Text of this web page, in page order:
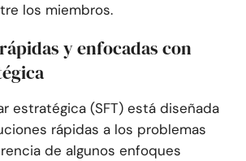
los miembros.
y enfocadas con
estratégica (SFT) está diseñada
rápidas a los problemas
de algunos enfoques